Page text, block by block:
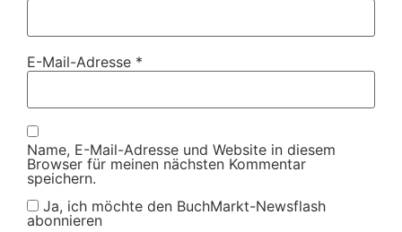
E-Mail-Adresse *
Name, E-Mail-Adresse und Website in diesem
Browser für meinen nächsten Kommentar
speichern.
Ja, ich möchte den BuchMarkt-Newsflash
abonnieren